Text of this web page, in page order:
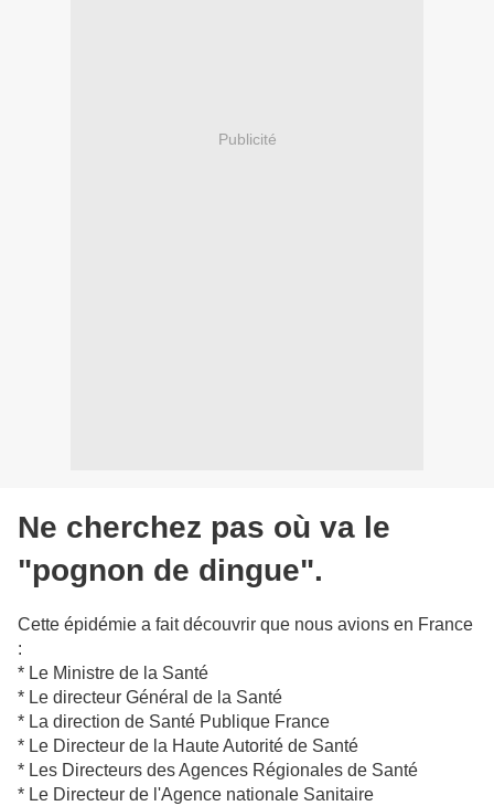
Publicité
Ne cherchez pas où va le
"pognon de dingue".
Cette épidémie a fait découvrir que nous avions en France
:
* Le Ministre de la Santé
* Le directeur Général de la Santé
* La direction de Santé Publique France
* Le Directeur de la Haute Autorité de Santé
* Les Directeurs des Agences Régionales de Santé
* Le Directeur de l'Agence nationale Sanitaire